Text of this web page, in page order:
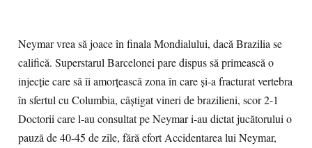
Neymar vrea să joace în finala Mondialului, dacă Brazilia se
califică. Superstarul Barcelonei pare dispus să primească o
injecţie care să îi amorţească zona în care şi-a fracturat vertebra
în sfertul cu Columbia, câştigat vineri de brazilieni, scor 2-1
Doctorii care l-au consultat pe Neymar i-au dictat jucătorului o
pauză de 40-45 de zile, fără efort Accidentarea lui Neymar,